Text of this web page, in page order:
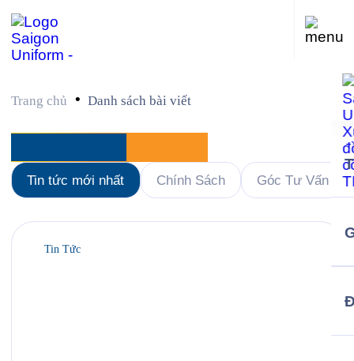
Trang chủ • Danh sách bài viết
Tin tức mới nhất Chính Sách Góc Tư Vấn
Tin Tức